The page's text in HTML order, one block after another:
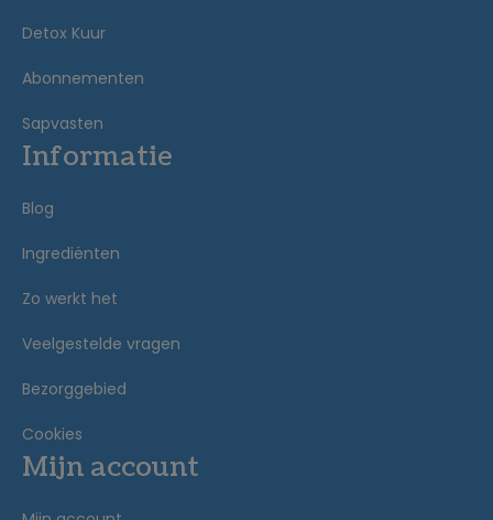
Detox Kuur
Abonnementen
Sapvasten
Informatie
Blog
Ingrediënten
Zo werkt het
Veelgestelde vragen
Bezorggebied
Cookies
Mijn account